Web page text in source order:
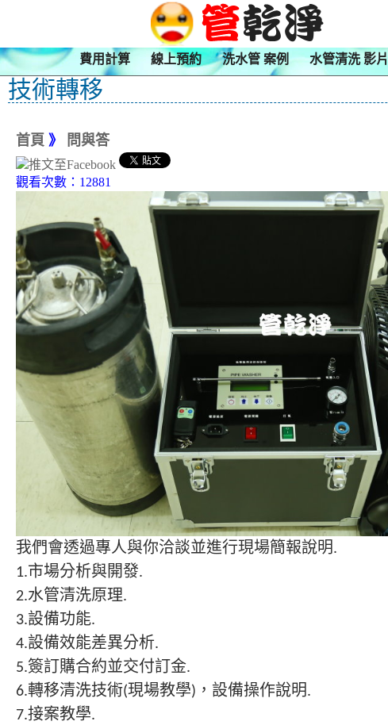
費用計算 線上預約 洗水管 案例 水管清洗 影片
技術轉移
首頁 》 問與答
觀看次數：12881
我們會透過專人與你洽談並進行現場簡報說明.
1.市場分析與開發.
2.水管清洗原理.
3.設備功能.
4.設備效能差異分析.
5.簽訂購合約並交付訂金.
6.轉移清洗技術(現場教學)，設備操作說明.
7.接案教學.